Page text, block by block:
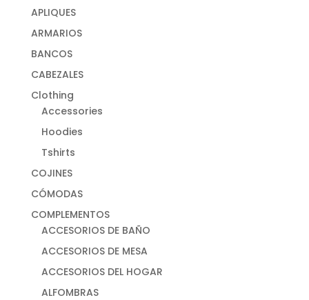
APLIQUES
ARMARIOS
BANCOS
CABEZALES
Clothing
Accessories
Hoodies
Tshirts
COJINES
CÓMODAS
COMPLEMENTOS
ACCESORIOS DE BAÑO
ACCESORIOS DE MESA
ACCESORIOS DEL HOGAR
ALFOMBRAS